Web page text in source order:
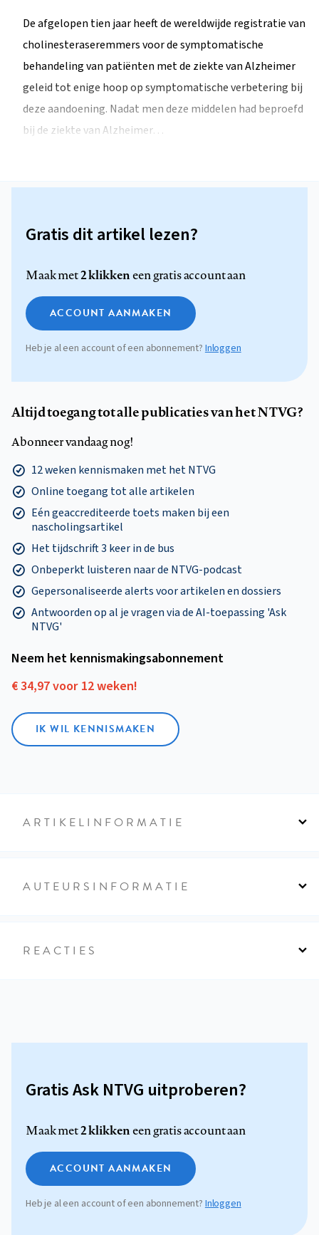
De afgelopen tien jaar heeft de wereldwijde registratie van
cholinesteraseremmers voor de symptomatische
behandeling van patiënten met de ziekte van Alzheimer
geleid tot enige hoop op symptomatische verbetering bij
deze aandoening. Nadat men deze middelen had beproefd
bij de ziekte van Alzheimer…
Gratis dit artikel lezen?
Maak met2 klikkeneen gratis account aan
ACCOUNT AANMAKEN
Heb je al een account of een abonnement? Inloggen
Altijd toegang tot alle publicaties van het NTVG?
Abonneer vandaag nog!
12 weken kennismaken met het NTVG
Online toegang tot alle artikelen
Eén geaccrediteerde toets maken bij een
nascholingsartikel
Het tijdschrift 3 keer in de bus
Onbeperkt luisteren naar de NTVG-podcast
Gepersonaliseerde alerts voor artikelen en dossiers
Antwoorden op al je vragen via de AI-toepassing 'Ask
NTVG'
Neem het kennismakings­abonnement
€ 34,97 voor 12 weken!
IK WIL KENNISMAKEN
ARTIKELINFORMATIE
AUTEURSINFORMATIE
REACTIES
Gratis Ask NTVG uitproberen?
Maak met2 klikkeneen gratis account aan
ACCOUNT AANMAKEN
Heb je al een account of een abonnement? Inloggen